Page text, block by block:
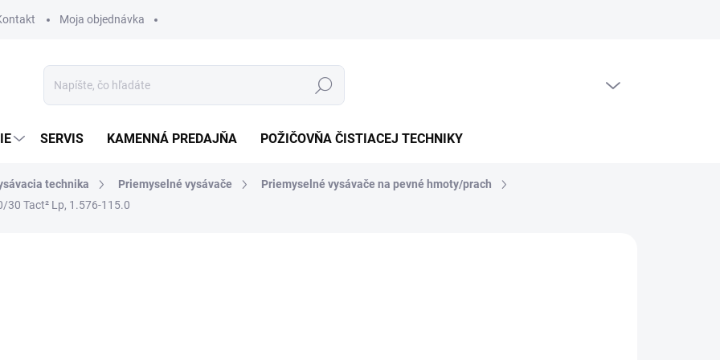
Moja objednávka
Hľadať
SERVIS KAMENNÁ PREDAJŇA POŽIČOVŇA ČISTIACEJ TECHNIKY
technika Priemyselné vysávače
Priemyselné vysávače na pevné hmoty/prach
30 Tact² Lp, 1.576-115.0